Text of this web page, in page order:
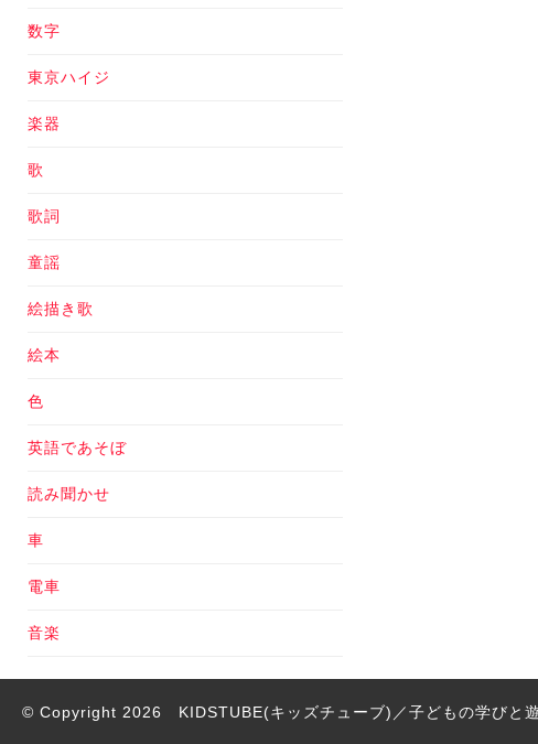
数字
東京ハイジ
楽器
歌
歌詞
童謡
絵描き歌
絵本
色
英語であそぼ
読み聞かせ
車
電車
音楽
© Copyright 2026 KIDSTUBE(キッズチューブ)／子どもの学びと